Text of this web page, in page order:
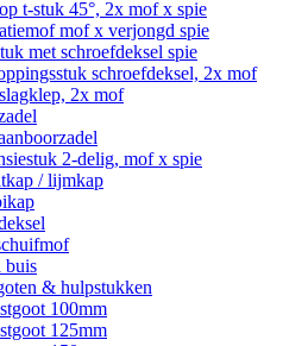
t-stuk 45°, 2x mof x spie
mof x verjongd spie
met schroefdeksel spie
schroefdeksel, 2x mof
2x mof
2-delig, mof x spie
/ lijmkap
buis
& hulpstukken
100mm
125mm